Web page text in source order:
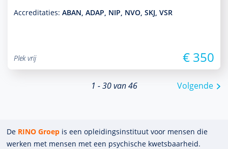
Accreditaties: ABAN, ADAP, NIP, NVO, SKJ, VSR
Plek vrij € 350
1 - 30 van 46 Volgende
De RINO Groep is een opleidings­insti­tuut voor mensen die
werken met mensen met een psychische kwets­baar­heid.